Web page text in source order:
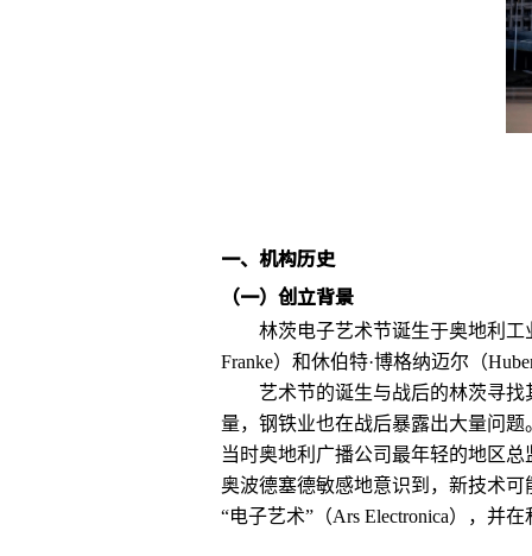
一、 机构历史
（一） 创立背景
林茨电子艺术节诞生于奥地利工
Franke）和休伯特·博格纳迈尔（
艺术节的诞生与战后的林茨寻
量，钢铁业也在战后暴露出大量问
当时奥地利广播公司最年轻的地区
奥波德塞德敏感地意识到，新技术
“电子艺术”（Ars Electronica），并